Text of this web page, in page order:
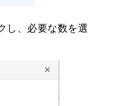
し、必要な数を選